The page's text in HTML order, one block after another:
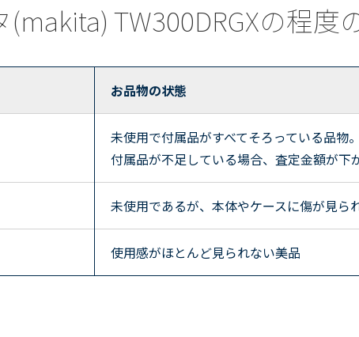
(makita) TW300DRGXの程度
お品物の状態
未使用で付属品がすべてそろっている品物。
付属品が不足している場合、査定金額が下
未使用であるが、本体やケースに傷が見ら
使用感がほとんど見られない美品